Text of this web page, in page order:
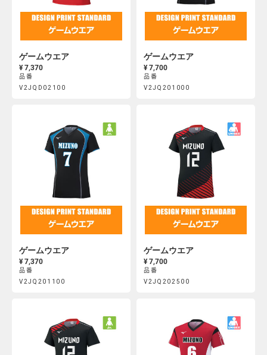
ゲームウエア
¥ 7,370
Product
Actions
品番
V2JQD02100
ゲームウエア
¥ 7,700
Product
Actions
品番
V2JQ201000
ゲームウエア
¥ 7,370
Product
Actions
品番
V2JQ201100
ゲームウエア
¥ 7,700
Product
Actions
品番
V2JQ202500